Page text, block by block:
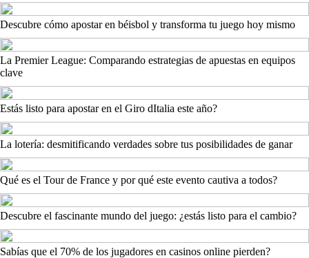
Descubre cómo apostar en béisbol y transforma tu juego hoy mismo
La Premier League: Comparando estrategias de apuestas en equipos
clave
Estás listo para apostar en el Giro dItalia este año?
La lotería: desmitificando verdades sobre tus posibilidades de ganar
Qué es el Tour de France y por qué este evento cautiva a todos?
Descubre el fascinante mundo del juego: ¿estás listo para el cambio?
Sabías que el 70% de los jugadores en casinos online pierden?